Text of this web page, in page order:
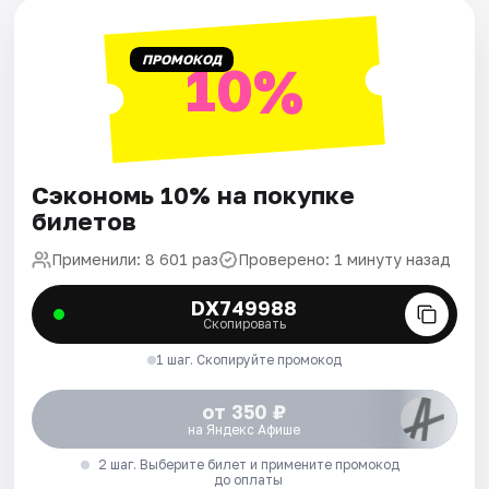
ПРОМОКОД10%
Сэкономь 10% на покупке
билетов
Применили: 8 601 раз Проверено: 1 минуту назад
DX749988
Скопировать
1 шаг. Скопируйте промокод
от 350 ₽
на Яндекс Афише
2 шаг. Выберите билет и примените промокод
до оплаты